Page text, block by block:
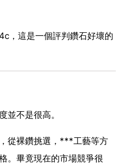
，這是一個評判鑽石好壞的
並不是很高。
從裸鑽挑選，***工藝等方
。畢竟現在的市場競爭很